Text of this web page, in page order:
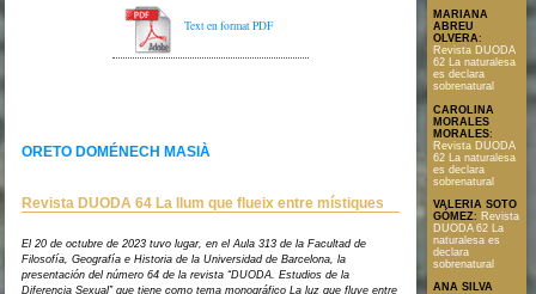
Text en format PDF
ORETO DOMÉNECH MASIÀ
Revista DUODA 64 La llum que flueix entre místiques
El 20 de octubre de 2023 tuvo lugar, en el Aula 313 de la Facultad de
Filosofía, Geografía e Historia de la Universidad de Barcelona, la
presentación del número 64 de la revista “DUODA. Estudios de la
Diferencia Sexual” que tiene como tema monográfico La luz que fluye entre
MARIANA
ABREU
OLVERA:
Revista DUODA
62 La naturalesa
es declara
sobrenatural
CAROLINA
MORALES
MORALES:
Revista DUODA
62 La naturalesa
es declara
sobrenatural
VALERIA SOTO
GÓMEZ: Revista
DUODA 62 La
naturalesa es
declara
sobrenatural
ANA SILVA